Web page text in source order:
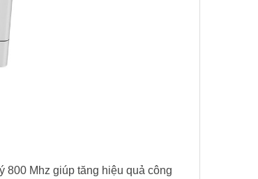
800 Mhz giúp tăng hiệu quả công